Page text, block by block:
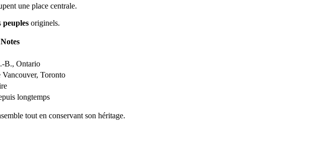
une place centrale.
peuples originels.
B., Ontario
Toronto
longtemps
tout en conservant son héritage.